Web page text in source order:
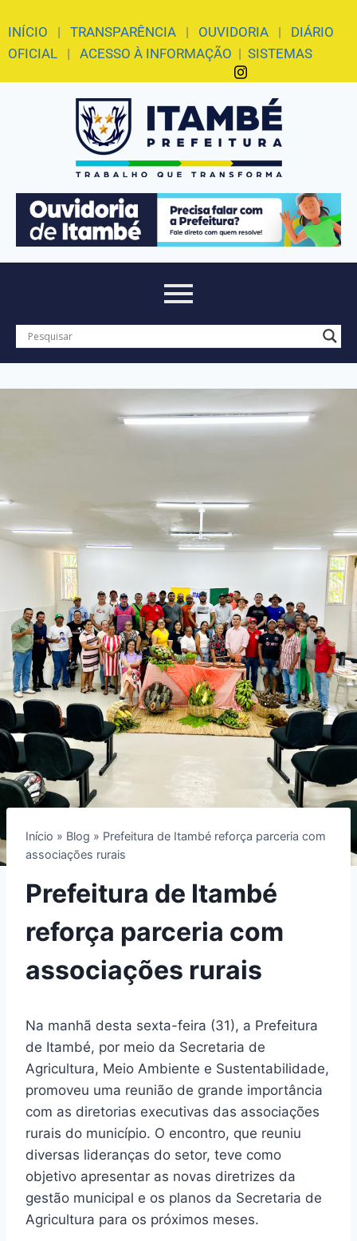
INÍCIO | TRANSPARÊNCIA | OUVIDORIA | DIÁRIO
OFICIAL | ACESSO À INFORMAÇÃO | SISTEMAS
Início » Blog » Prefeitura de Itambé reforça parceria com
associações rurais
Prefeitura de Itambé
reforça parceria com
associações rurais
Na manhã desta sexta-feira (31), a Prefeitura
de Itambé, por meio da Secretaria de
Agricultura, Meio Ambiente e Sustentabilidade,
promoveu uma reunião de grande importância
com as diretorias executivas das associações
rurais do município. O encontro, que reuniu
diversas lideranças do setor, teve como
objetivo apresentar as novas diretrizes da
gestão municipal e os planos da Secretaria de
Agricultura para os próximos meses.